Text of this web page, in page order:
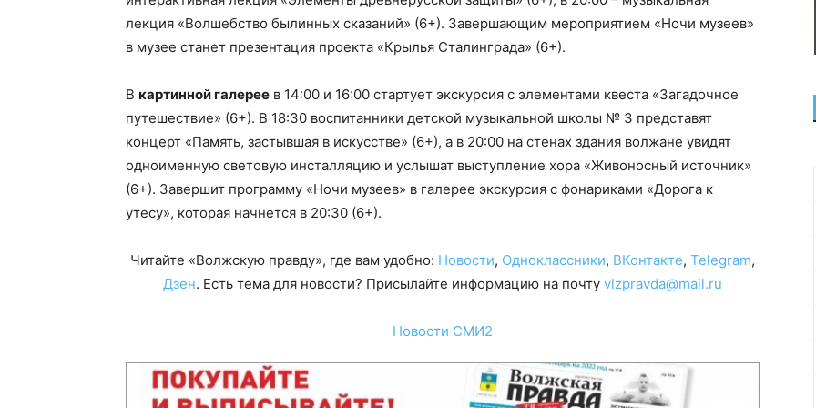
лекция «Волшебство былинных сказаний» (6+). Завершающим мероприятием «Ночи музеев»
в музее станет презентация проекта «Крылья Сталинграда» (6+).
В картинной галерее в 14:00 и 16:00 стартует экскурсия с элементами квеста «Загадочное
путешествие» (6+). В 18:30 воспитанники детской музыкальной школы № 3 представят
концерт «Память, застывшая в искусстве» (6+), а в 20:00 на стенах здания волжане увидят
одноименную световую инсталляцию и услышат выступление хора «Живоносный источник»
(6+). Завершит программу «Ночи музеев» в галерее экскурсия с фонариками «Дорога к
утесу», которая начнется в 20:30 (6+).
Читайте «Волжскую правду», где вам удобно: Новости, Одноклассники, ВКонтакте, Telegram,
Дзен. Есть тема для новости? Присылайте информацию на почту vlzpravda@mail.ru
Новости СМИ2